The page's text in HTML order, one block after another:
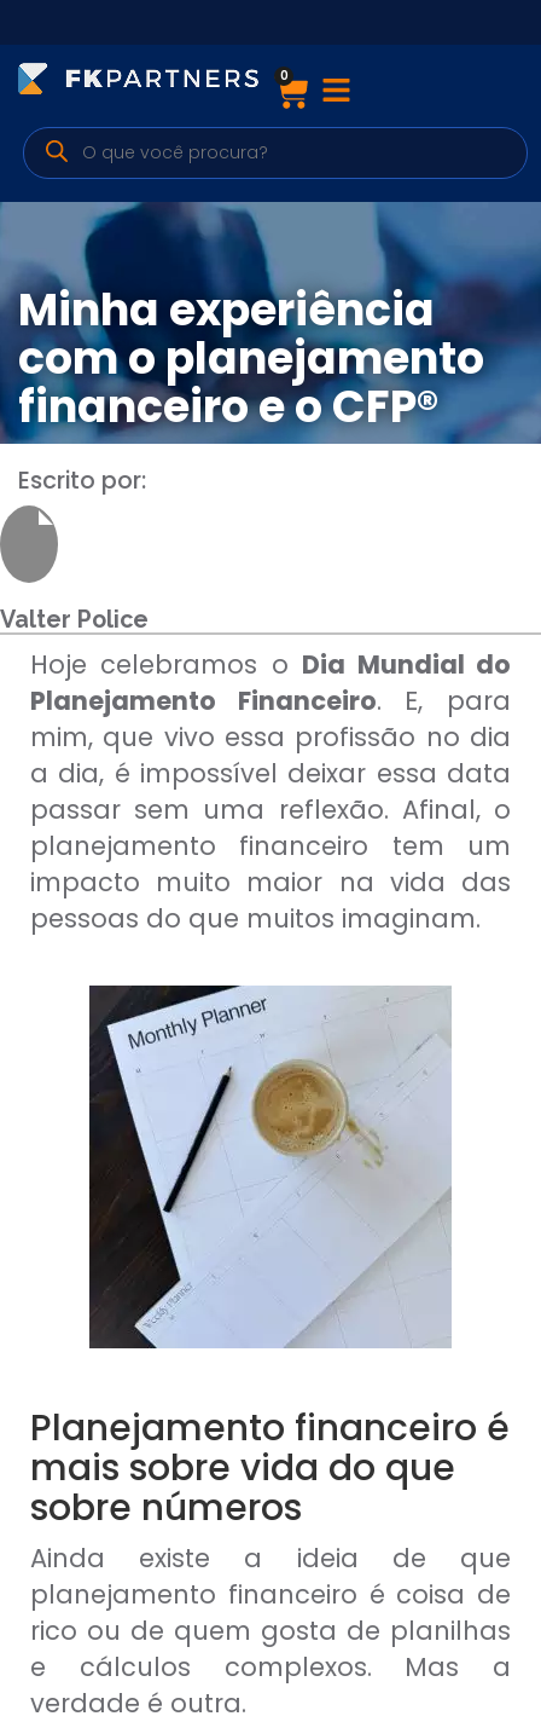
Cursos
Preparatórios Nacionais
Internacionais
Finanças & Edu. Continuada
Por atuação
Navegação
Sobre nós
Para empresas
MINHA CONTA
PORTAL EAD
0
Minha experiência
com o planejamento
financeiro e o CFP®
Escrito por:
Valter Police
Hoje celebramos o Dia Mundial do
Planejamento Financeiro. E, para
mim, que vivo essa profissão no dia
a dia, é impossível deixar essa data
passar sem uma reflexão. Afinal, o
planejamento financeiro tem um
impacto muito maior na vida das
pessoas do que muitos imaginam.
Planejamento financeiro é
mais sobre vida do que
sobre números
Ainda existe a ideia de que
planejamento financeiro é coisa de
rico ou de quem gosta de planilhas
e cálculos complexos. Mas a
verdade é outra.